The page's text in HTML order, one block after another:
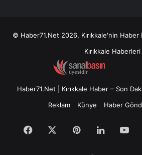
© Haber71.Net 2026, Kırıkkale'nin Haber
Kırıkkale Haberleri
Haber71.Net | Kırıkkale Haber – Son
Reklam
Künye Haber
Facebook PinterestLinkedIn